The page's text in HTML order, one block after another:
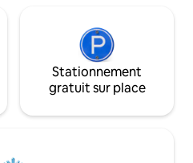
Stationnement
gratuit sur place